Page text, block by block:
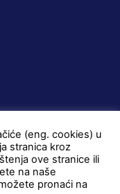
(eng. cookies) u
stranica kroz
ove stranice ili
na naše
pronaći na